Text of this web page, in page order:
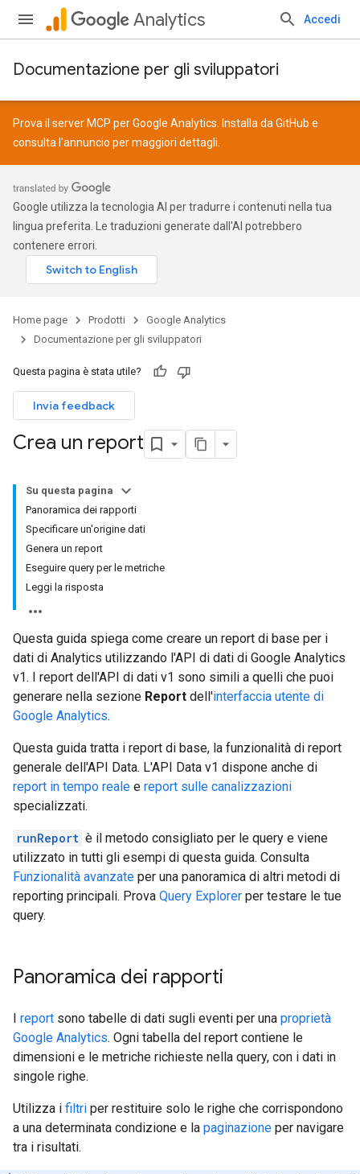
Analytics Accedi
Documentazione per gli sviluppatori
Prova il server MCP per Google Analytics. Installa da GitHub e
consulta l'annuncio per maggiori dettagli.
Google utilizza la tecnologia AI per tradurre i contenuti nella tua
lingua preferita. Le traduzioni generate dall'AI potrebbero
contenere errori.
Home page Prodotti
Google Analytics
Documentazione per gli sviluppatori
Questa pagina è stata utile?
Invia feedback
Crea un report
Su questa pagina
Panoramica dei rapporti
Specificare un'origine dati
Genera un report
Eseguire query per le metriche
Leggi la risposta
Questa guida spiega come creare un report di base per i
dati di Analytics utilizzando l'API di dati di Google Analytics
v1. I report dell'API di dati v1 sono simili a quelli che puoi
generare nella sezione Report dell'interfaccia utente di
Google Analytics.
Questa guida tratta i report di base, la funzionalità di report
generale dell'API Data. L'API Data v1 dispone anche di
report in tempo reale e report sulle canalizzazioni
specializzati.
runReport è il metodo consigliato per le query e viene
utilizzato in tutti gli esempi di questa guida. Consulta
Funzionalità avanzate per una panoramica di altri metodi di
reporting principali. Prova Query Explorer per testare le tue
query.
Panoramica dei rapporti
I report sono tabelle di dati sugli eventi per una proprietà
Google Analytics. Ogni tabella del report contiene le
dimensioni e le metriche richieste nella query, con i dati in
singole righe.
Utilizza i filtri per restituire solo le righe che corrispondono
a una determinata condizione e la paginazione per navigare
tra i risultati.